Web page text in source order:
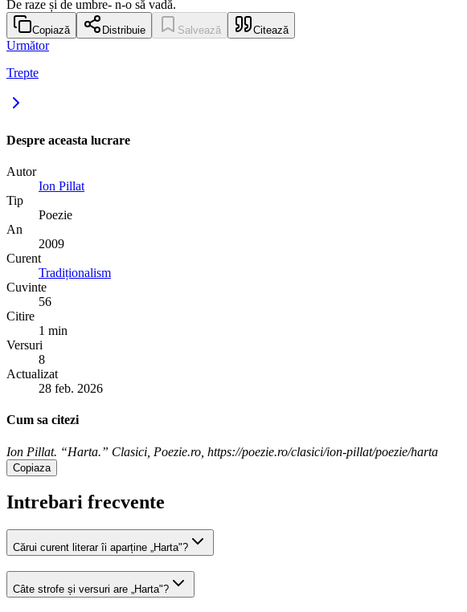
De raze și de umbre- n-o să vadă.
Copiază Distribuie Salvează Citează
Următor
Trepte
Despre aceasta lucrare
Autor
Ion Pillat
Tip
Poezie
An
2009
Curent
Tradiționalism
Cuvinte
56
Citire
1 min
Versuri
8
Actualizat
28 feb. 2026
Cum sa citezi
Ion Pillat. “Harta.” Clasici, Poezie.ro, https://poezie.ro/clasici/ion-pillat/poezie/harta
Copiaza
Intrebari frecvente
Cărui curent literar îi aparține „Harta"?
Câte strofe și versuri are „Harta"?